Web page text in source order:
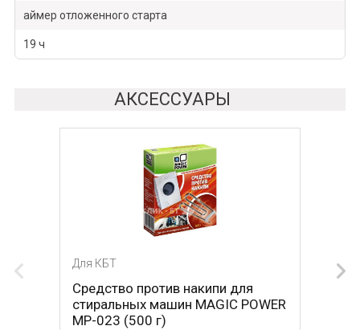
аймер отложенного старта
19 ч
АКСЕССУАРЫ
Для КБТ
Средство против накипи для
стиральных машин MAGIC POWER
MP-023 (500 г)
Для КБТ
Средство против накипи для
стиральных машин BON BN-023
(500 г)